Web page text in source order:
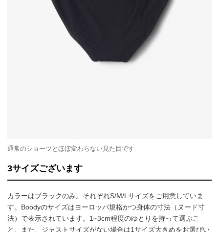
通常のショーツとほぼ変わらない見た目です
3サイズございます
カラーはブラックのみ。それぞれS/M/Lサイズをご用意していま
す。Boodyのサイズはヨーロッパ規格かつ身体の寸法（ヌード寸
法）で表示されています。1~3cm程度のゆとりを持って選ぶこ
と、また、ジャストサイズがない場合は1サイズ大きめをお選びい